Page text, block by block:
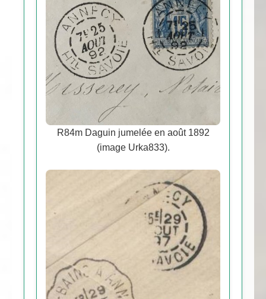
R84m Daguin jumelée en août 1892
(image Urka833).